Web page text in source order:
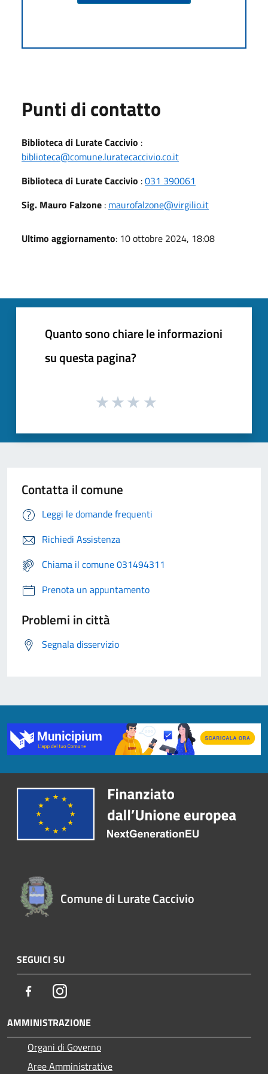
Punti di contatto
Biblioteca di Lurate Caccivio :
biblioteca@comune.luratecaccivio.co.it
Biblioteca di Lurate Caccivio :031 390061
Sig. Mauro Falzone : maurofalzone@virgilio.it
Ultimo aggiornamento: 10 ottobre 2024, 18:08
Quanto sono chiare le informazioni
su questa pagina?
Contatta il comune
Leggi le domande frequenti
Richiedi Assistenza
Chiama il comune 031494311
Prenota un appuntamento
Problemi in città
Segnala disservizio
Comune di Lurate Caccivio
SEGUICI SU
FacebookInstagram
AMMINISTRAZIONE
Organi di Governo
Aree Amministrative